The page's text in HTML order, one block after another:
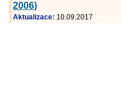
2006)
Aktualizace: 10.09.2017